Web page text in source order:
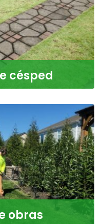
césped
(césped brasilero),
obras